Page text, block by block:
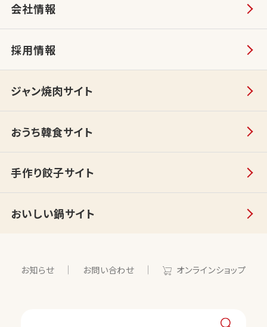
会社情報
採用情報
ジャン焼肉サイト
おうち韓食サイト
手作り餃子サイト
おいしい鍋サイト
お知らせ お問い合わせ オンラインショップ